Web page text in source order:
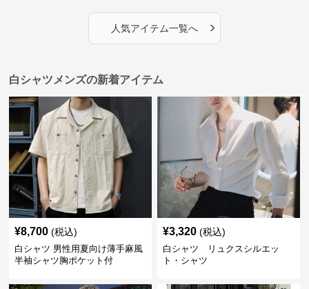
人気アイテム一覧へ ›
白シャツメンズの新着アイテム
¥8,700 (税込)
白シャツ 男性用夏向け薄手麻風
半袖シャツ胸ポケット付
¥3,320 (税込)
白シャツ リュクスシルエッ
ト・シャツ